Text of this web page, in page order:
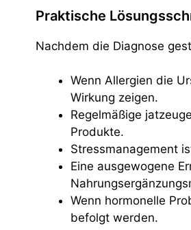
Praktische
Nachdem die Diagnose
Wenn Allergien die
Wirkung zeigen.
Regelmäßige
Produkte.
Stressmanagement
Eine ausgewogene
Wenn hormonelle
befolgt werden.